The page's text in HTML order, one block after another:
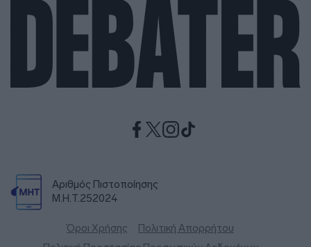
Αριθμός Πιστοποίησης
Μ.Η.Τ.252024
Όροι Χρήσης
Πολιτική Απορρήτου